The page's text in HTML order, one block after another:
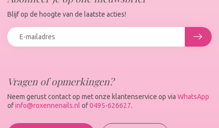
Vragen of opmerkingen?
Neem gerust contact op met onze klantenservice op via WhatsApp
ofinfo@roxennenails.nl of0495-626627.
Blijf op de hoogte van de laatste acties!